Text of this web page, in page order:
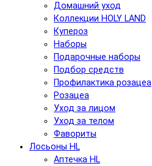
Домашний уход
Коллекции HOLY LAND
Купероз
Наборы
Подарочные наборы
Подбор средств
Профилактика розацеа
Розацеа
Уход за лицом
Уход за телом
Фавориты
Лосьоны HL
Аптечка HL